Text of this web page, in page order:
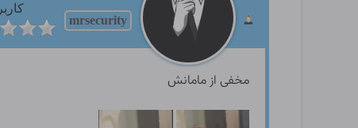
mrsecurity
کاربر
مخفی از مامانش